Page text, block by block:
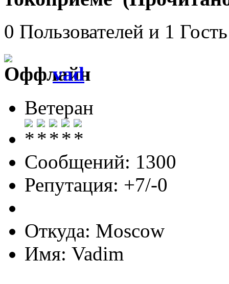
0 Пользователей и 1
vad
Ветеран
Сообщений: 1300
Репутация: +7/-0
Откуда: Moscow
Имя: Vadim